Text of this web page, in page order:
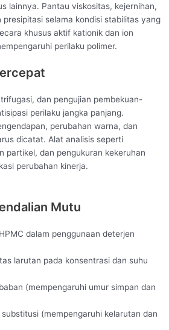
lainnya. Pantau viskositas, kejernihan,
presipitasi selama kondisi stabilitas yang
khusus aktif kationik dan ion
perilaku polimer.
dan pengujian pembekuan-
perilaku jangka panjang.
perubahan warna, dan
dicatat. Alat analisis seperti
partikel, dan pengukuran kekeruhan
perubahan kinerja.
Mutu
dalam penggunaan deterjen
larutan pada konsentrasi dan suhu
(mempengaruhi umur simpan dan
(mempengaruhi kelarutan dan